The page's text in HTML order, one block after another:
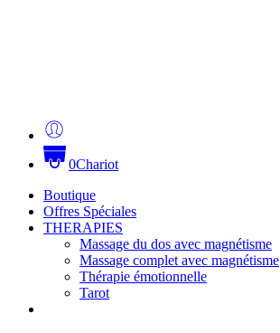
0Chariot
Boutique
Offres Spéciales
THERAPIES
Massage du dos avec magnétisme
Massage complet avec magnétisme
Thérapie émotionnelle
Tarot